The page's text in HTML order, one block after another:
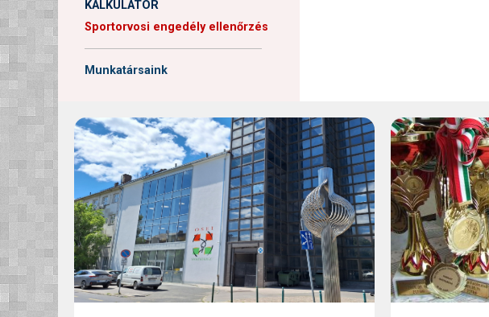
KALKULÁTOR
Sportorvosi engedély ellenőrzés
──────────────────────
Munkatársaink